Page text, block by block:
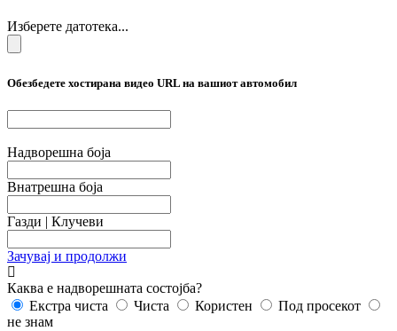
Изберете датотека...
Обезбедете хостирана видео URL на вашиот автомобил
Надворешна боја
Внатрешна боја
Газди | Клучеви
Зачувај и продолжи
Каква е надворешната состојба?
Екстра чиста
Чиста Користен
Под просекот
не знам